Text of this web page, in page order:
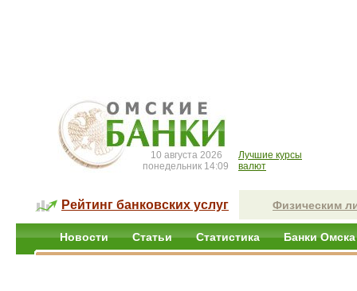
10 августа 2026
понедельник 14:09
Лучшие курсы
валют
Рейтинг банковских услуг Физическим
Новости Статьи Статистика Банки Омска